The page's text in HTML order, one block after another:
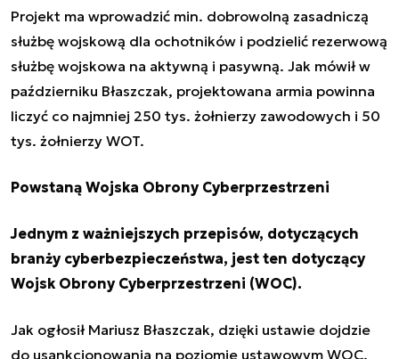
Projekt ma wprowadzić min. dobrowolną zasadniczą
służbę wojskową dla ochotników i podzielić rezerwową
służbę wojskowa na aktywną i pasywną. Jak mówił w
październiku Błaszczak, projektowana armia powinna
liczyć co najmniej 250 tys. żołnierzy zawodowych i 50
tys. żołnierzy WOT.
Powstaną Wojska Obrony Cyberprzestrzeni
Jednym z ważniejszych przepisów, dotyczących
branży cyberbezpieczeństwa, jest ten dotyczący
Wojsk Obrony Cyberprzestrzeni (WOC).
Jak ogłosił Mariusz Błaszczak, dzięki ustawie dojdzie
do usankcjonowania na poziomie ustawowym WOC.